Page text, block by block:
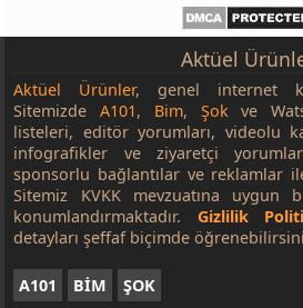
Aktüel
Aktüel Ürünler, genel internet
SitemizdeA101, Bim, Şok ve
listeleri, editör yorumları, videolu
infografikler ve ziyaretçi
sponsorlu bağlantılar ve reklamlar
Sitemiz KVKK mevzuatına uygun
konumlandırmaktadır. Gizlilik
detayları şeffaf biçimde
A101 BİM ŞOK